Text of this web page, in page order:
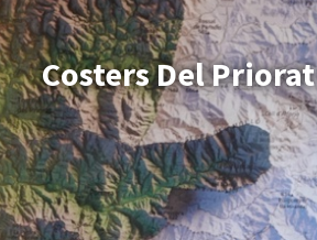
Costers Del Priorat